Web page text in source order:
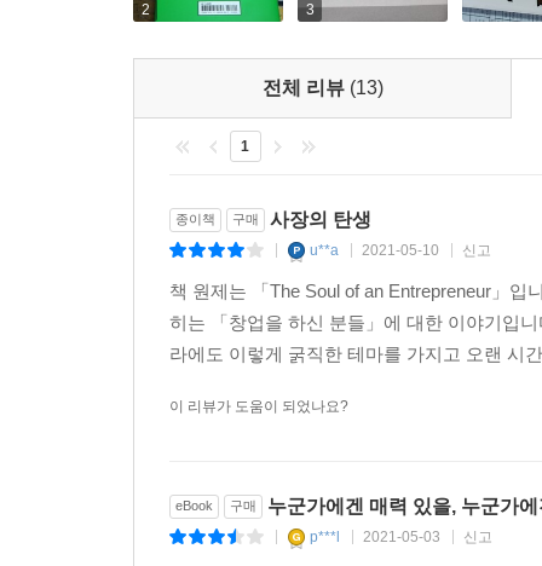
2 3
전체 리뷰 (13)
1
종이책 구매 사장의 탄생
u**a 2021-05-10 신고
책 원제는 「The Soul of an Entrepreneur」
히는 「창업을 하신 분들」에 대한 이야기입
라에도 이렇게 굵직한 테마를 가지고 오랜 시
이 리뷰가 도움이 되었나요?
eBook 구매 누군가에겐 매력 있을, 누군가
p***l 2021-05-03 신고